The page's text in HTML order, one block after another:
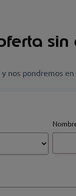
sin
nos pondremos en